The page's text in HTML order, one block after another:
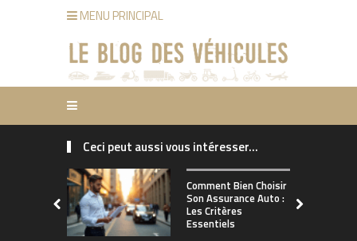
MENU PRINCIPAL
Ceci peut aussi vous intéresser...
Comment Bien Choisir
Son Assurance Auto :
Les Critères
Essentiels